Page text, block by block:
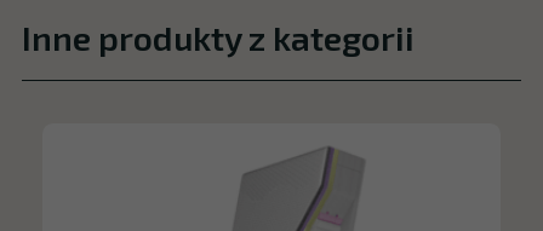
Inne produkty z kategorii